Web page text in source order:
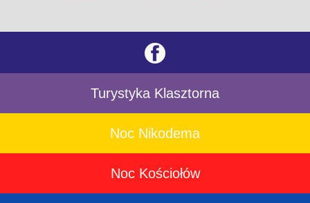
Turystyka Klasztorna
Noc Nikodema
Noc Kościołów